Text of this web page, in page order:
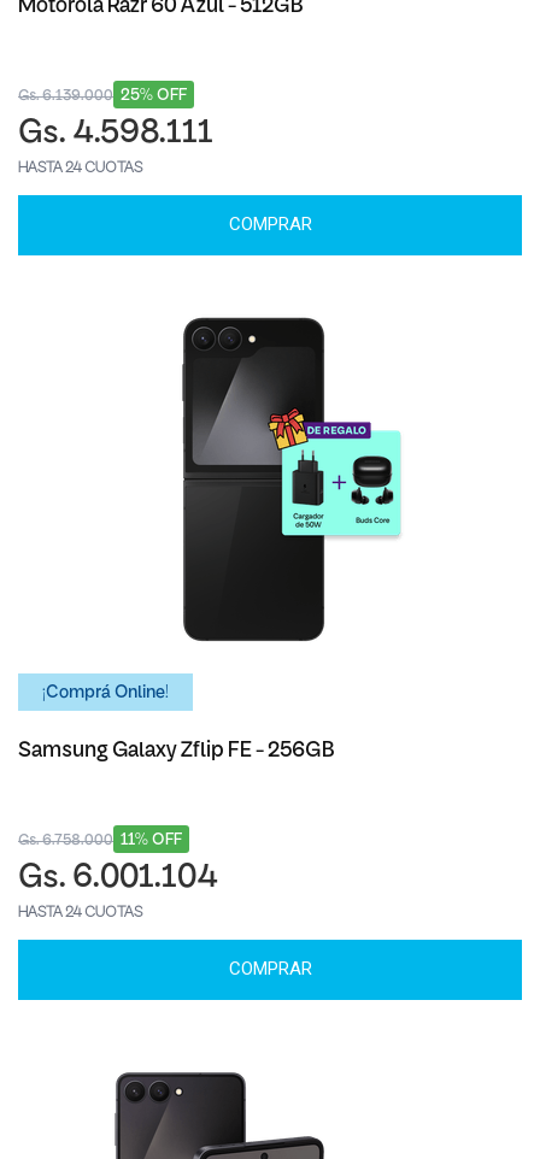
Motorola Razr 60 Azul - 512GB
25% OFF
Gs. 6.139.000
Gs. 4.598.111
HASTA 24 CUOTAS
COMPRAR
¡Comprá Online!
Samsung Galaxy Zflip FE - 256GB
11% OFF
Gs. 6.758.000
Gs. 6.001.104
HASTA 24 CUOTAS
COMPRAR